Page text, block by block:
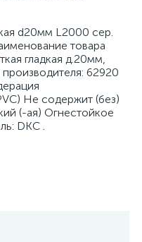
d20мм L2000 сер.
товара
гладкая д.20мм,
62920
Не содержит (без)
(-ая) Огнестойкое
DKC .